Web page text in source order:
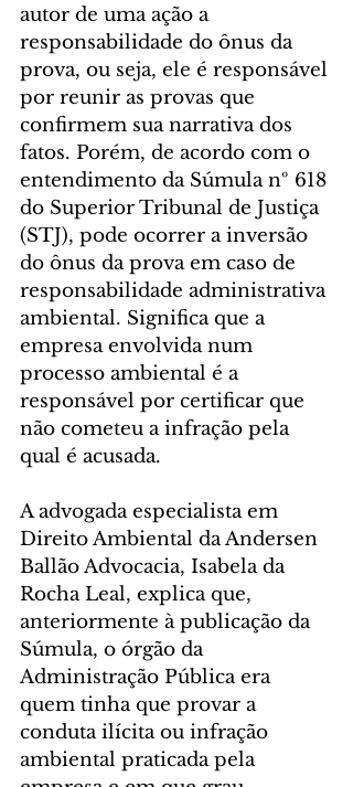
autor de uma ação a
responsabilidade do ônus da
prova, ou seja, ele é responsável
por reunir as provas que
confirmem sua narrativa dos
fatos. Porém, de acordo com o
entendimento da Súmula nº 618
do Superior Tribunal de Justiça
(STJ), pode ocorrer a inversão
do ônus da prova em caso de
responsabilidade administrativa
ambiental. Significa que a
empresa envolvida num
processo ambiental é a
responsável por certificar que
não cometeu a infração pela
qual é acusada.
A advogada especialista em
Direito Ambiental da Andersen
Ballão Advocacia, Isabela da
Rocha Leal, explica que,
anteriormente à publicação da
Súmula, o órgão da
Administração Pública era
quem tinha que provar a
conduta ilícita ou infração
ambiental praticada pela